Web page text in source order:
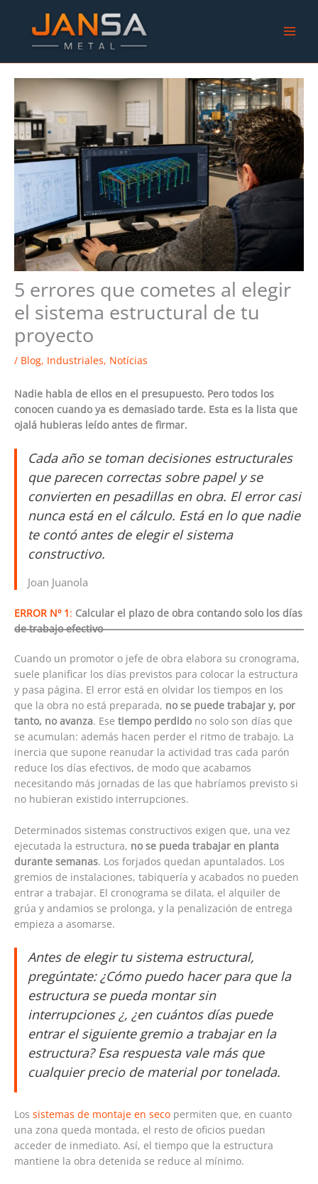
contenido
5 errores que cometes al elegir
el sistema estructural de tu
proyecto
/ Blog, Industriales, Notícias
Nadie habla de ellos en el presupuesto. Pero todos los
conocen cuando ya es demasiado tarde. Esta es la lista que
ojalá hubieras leído antes de firmar.
Cada año se toman decisiones estructurales
que parecen correctas sobre papel y se
convierten en pesadillas en obra. El error casi
nunca está en el cálculo. Está en lo que nadie
te contó antes de elegir el sistema
constructivo.
Joan Juanola
ERROR Nº 1: Calcular el plazo de obra contando solo los días
de trabajo efectivo
Cuando un promotor o jefe de obra elabora su cronograma,
suele planificar los días previstos para colocar la estructura
y pasa página. El error está en olvidar los tiempos en los
que la obra no está preparada, no se puede trabajar y, por
tanto, no avanza. Ese tiempo perdido no solo son días que
se acumulan: además hacen perder el ritmo de trabajo. La
inercia que supone reanudar la actividad tras cada parón
reduce los días efectivos, de modo que acabamos
necesitando más jornadas de las que habríamos previsto si
no hubieran existido interrupciones.
Determinados sistemas constructivos exigen que, una vez
ejecutada la estructura, no se pueda trabajar en planta
durante semanas. Los forjados quedan apuntalados. Los
gremios de instalaciones, tabiquería y acabados no pueden
entrar a trabajar. El cronograma se dilata, el alquiler de
grúa y andamios se prolonga, y la penalización de entrega
empieza a asomarse.
Antes de elegir tu sistema estructural,
pregúntate: ¿Cómo puedo hacer para que la
estructura se pueda montar sin
interrupciones ¿, ¿en cuántos días puede
entrar el siguiente gremio a trabajar en la
estructura? Esa respuesta vale más que
cualquier precio de material por tonelada.
Los sistemas de montaje en seco permiten que, en cuanto
una zona queda montada, el resto de oficios puedan
acceder de inmediato. Así, el tiempo que la estructura
mantiene la obra detenida se reduce al mínimo.